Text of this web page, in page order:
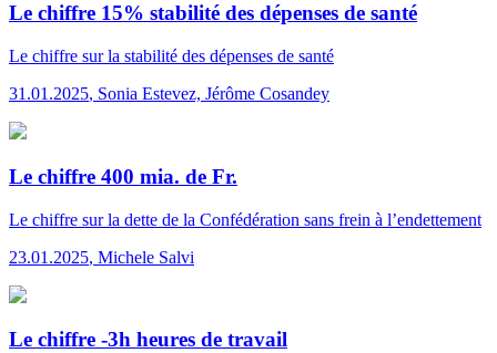
Le chiffre 15% stabilité des dépenses de santé
Le chiffre sur la stabilité des dépenses de santé
31.01.2025, Sonia Estevez, Jérôme Cosandey
Le chiffre 400 mia. de Fr.
Le chiffre sur la dette de la Confédération sans frein à l’endettement
23.01.2025, Michele Salvi
Le chiffre -3h heures de travail